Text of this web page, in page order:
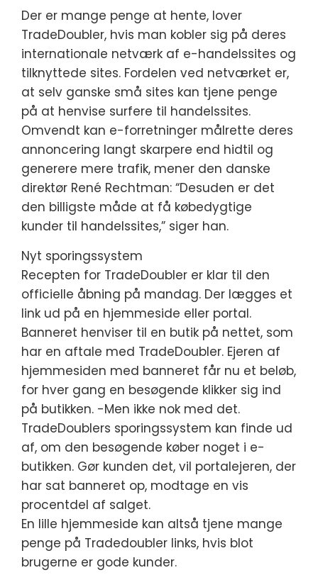
Der er mange penge at hente, lover
TradeDoubler, hvis man kobler sig på deres
internationale netværk af e-handelssites og
tilknyttede sites. Fordelen ved netværket er,
at selv ganske små sites kan tjene penge
på at henvise surfere til handelssites.
Omvendt kan e-forretninger målrette deres
annoncering langt skarpere end hidtil og
generere mere trafik, mener den danske
direktør René Rechtman: “Desuden er det
den billigste måde at få købedygtige
kunder til handelssites,” siger han.
Nyt sporingssystem
Recepten for TradeDoubler er klar til den
officielle åbning på mandag. Der lægges et
link ud på en hjemmeside eller portal.
Banneret henviser til en butik på nettet, som
har en aftale med TradeDoubler. Ejeren af
hjemmesiden med banneret får nu et beløb,
for hver gang en besøgende klikker sig ind
på butikken. -Men ikke nok med det.
TradeDoublers sporingssystem kan finde ud
af, om den besøgende køber noget i e-
butikken. Gør kunden det, vil portalejeren, der
har sat banneret op, modtage en vis
procentdel af salget.
En lille hjemmeside kan altså tjene mange
penge på Tradedoubler links, hvis blot
brugerne er gode kunder.